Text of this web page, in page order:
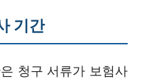
기간
청구 서류가 보험사